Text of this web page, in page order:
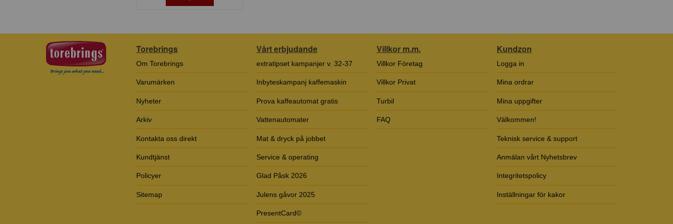
Torebrings
Om Torebrings
Varumärken
Nyheter
Arkiv
Kontakta oss direkt
Kundtjänst
Policyer
Sitemap
Vårt erbjudande
extratipset kampanjer v. 32-37
Inbyteskampanj kaffemaskin
Prova kaffeautomat gratis
Vattenautomater
Mat & dryck på jobbet
Service & operating
Glad Påsk 2026
Julens gåvor 2025
PresentCard©
Villkor m.m.
Villkor Företag
Villkor Privat
Turbil
FAQ
Kundzon
Logga in
Mina ordrar
Mina uppgifter
Välkommen!
Teknisk service & support
Anmälan vårt Nyhetsbrev
Integritetspolicy
Inställningar för kakor